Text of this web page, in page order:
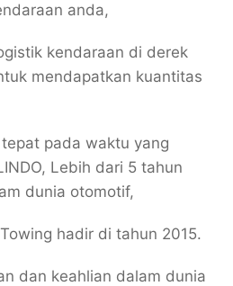
anda,
kendaraan di derek
mendapatkan kuantitas
pada waktu yang
Lebih dari 5 tahun
dunia otomotif,
Towing hadir di tahun 2015.
dan keahlian dalam dunia